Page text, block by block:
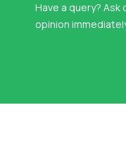
Have a query?
opinion